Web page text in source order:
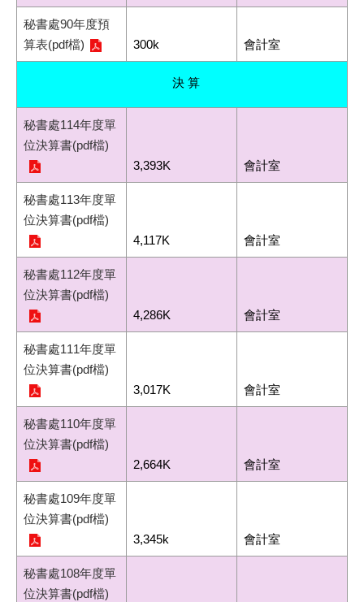
秘書處90年度預
算表(pdf檔)
300k 會計室
決 算
秘書處114年度單
位決算書(pdf檔)
3,393K
會計室
秘書處113年度單
位決算書(pdf檔)
4,117K
會計室
秘書處112年度單
位決算書(pdf檔)
4,286K
會計室
秘書處111年度單
位決算書(pdf檔)
3,017K
會計室
秘書處110年度單
位決算書(pdf檔)
2,664K
會計室
秘書處109年度單
位決算書(pdf檔)
3,345k
會計室
秘書處108年度單
位決算書(pdf檔)